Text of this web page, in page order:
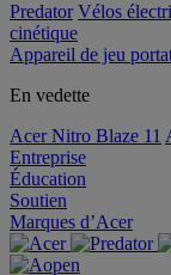
Predator Vélos
cinétique
Appareil de jeu
En vedette
Acer Nitro Blaze 11
Entreprise
Éducation
Soutien
Marques d’Acer